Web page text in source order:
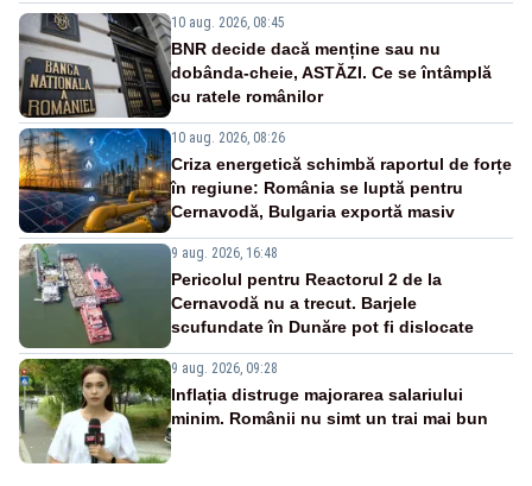
10 aug. 2026, 08:45
BNR decide dacă menține sau nu
dobânda-cheie, ASTĂZI. Ce se întâmplă
cu ratele românilor
10 aug. 2026, 08:26
Criza energetică schimbă raportul de forțe
în regiune: România se luptă pentru
Cernavodă, Bulgaria exportă masiv
9 aug. 2026, 16:48
Pericolul pentru Reactorul 2 de la
Cernavodă nu a trecut. Barjele
scufundate în Dunăre pot fi dislocate
9 aug. 2026, 09:28
Inflația distruge majorarea salariului
minim. Românii nu simt un trai mai bun